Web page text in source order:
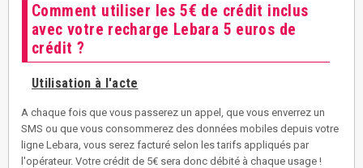
Comment utiliser les 5€ de crédit inclus
avec votre recharge Lebara 5 euros de
crédit ?
Utilisation à l'acte
A chaque fois que vous passerez un appel, que vous enverrez un
SMS ou que vous consommerez des données mobiles depuis votre
ligne Lebara, vous serez facturé selon les tarifs appliqués par
l'opérateur. Votre crédit de 5€ sera donc débité à chaque usage !